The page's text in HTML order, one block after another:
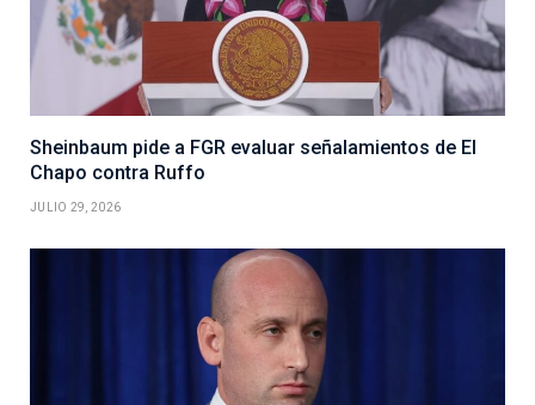
Sheinbaum pide a FGR evaluar señalamientos de El
Chapo contra Ruffo
JULIO 29, 2026